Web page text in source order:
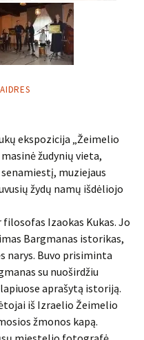
ekspozicija „Žeimelio
žudynių vieta,
muziejaus
žydų namų išdėliojo
Izaokas Kukas. Jo
Bargmanas istorikas,
narys. Buvo prisiminta
su nuoširdžiu
aprašytą istoriją.
iš Izraelio Žeimelio
žmonos kapą.